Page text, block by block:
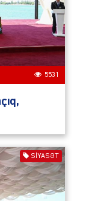
5531
SIYASƏT